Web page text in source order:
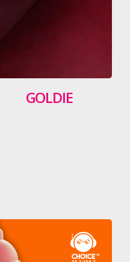
GOLDIE